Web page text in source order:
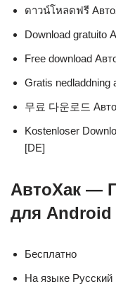
ดาวน์โหลดฟรี
Download gratuito
Free download
Gratis
무료 다운로드
Kostenloser
[DE]
АвтоХак —
для Android
Бесплатно
На языке Русский